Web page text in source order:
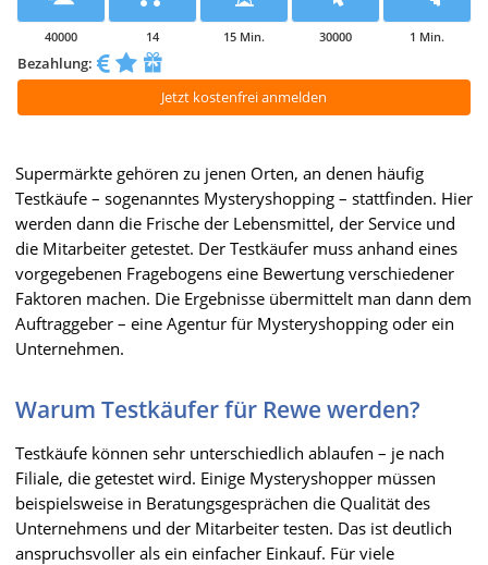
40000 14 15 Min. 30000 1 Min.
Bezahlung:
Jetzt kostenfrei anmelden
Supermärkte gehören zu jenen Orten, an denen häufig
Testkäufe – sogenanntes Mysteryshopping – stattfinden. Hier
werden dann die Frische der Lebensmittel, der Service und
die Mitarbeiter getestet. Der Testkäufer muss anhand eines
vorgegebenen Fragebogens eine Bewertung verschiedener
Faktoren machen. Die Ergebnisse übermittelt man dann dem
Auftraggeber – eine Agentur für Mysteryshopping oder ein
Unternehmen.
Warum Testkäufer für Rewe werden?
Testkäufe können sehr unterschiedlich ablaufen – je nach
Filiale, die getestet wird. Einige Mysteryshopper müssen
beispielsweise in Beratungsgesprächen die Qualität des
Unternehmens und der Mitarbeiter testen. Das ist deutlich
anspruchsvoller als ein einfacher Einkauf. Für viele